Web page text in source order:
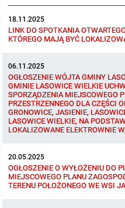
Protokoły z posiedzeń sesji 2023
Protokoły z posiedzeń sesji 2021
Protokoły z posiedzeń sesji 2020
Protokoły z posiedzeń sesji 2018
Wspólne posiedzenia Komisji Rady
Uchwały Rady Gminy 2009-2014
Informacje o finansach publicznych
Strategia rozwoju
Gospodarka przestrzenna
Raport dostępności
Kogo dotyczy BIP?
Podstawy prawne
Formularz oświadczenia BIP
JEDNOSTKI ORGANIZACYJNE
Ośrodek Pomocy Społecznej
Zespół Szkolno-Przedszkolny w
Sołectwa
Zarządzenia Wójta
Zarządzenia Wójta 2024-2029
Zarządzenia Wójta Gminy w 2010
Podatki i opłaty
Umorzenia
Oświadczenia majątkowe radnych i
18.11.2025
LINK DO SPOTKANIA
KTÓREGO MAJĄ BYĆ
06.11.2025
OGŁOSZENIE WÓJTA GMINY
GMINIE LASOWICE WIELKIE
SPORZĄDZENIA MIEJSCOWEGO
PRZESTRZENNEGO DLA CZĘŚCI
GRONOWICE, JASIENIE,
LASOWICE WIELKIE, NA
LOKALIZOWANE ELEKTROWNIE
20.05.2025
OGŁOSZENIE O WYŁOŻENIU DO
MIEJSCOWEGO PLANU
TERENU POŁOŻONEGO WE WSI